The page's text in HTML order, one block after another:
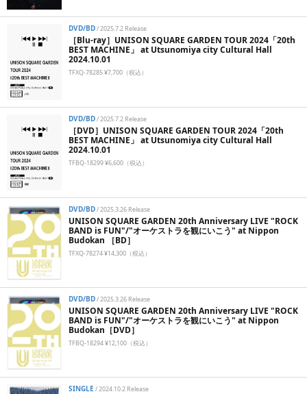
DVD/BD/2025.7.2 Release
［Blu-ray］UNISON SQUARE GARDEN TOUR 2024「20th
BEST MACHINE」 at Utsunomiya city Cultural Hall
2024.10.01
TFXQ-78285 ¥7,700（税込）
DVD/BD/2025.7.2 Release
［DVD］UNISON SQUARE GARDEN TOUR 2024「20th
BEST MACHINE」 at Utsunomiya city Cultural Hall
2024.10.01
TFBQ-18299 ¥6,600（税込）
DVD/BD/2025.3.26 Release
UNISON SQUARE GARDEN 20th Anniversary LIVE "ROCK
BAND is FUN"/"オーケストラを観にいこう" at Nippon
Budokan ［BD］
TFXQ-78274 ¥14,300（税込）
DVD/BD/2025.3.26 Release
UNISON SQUARE GARDEN 20th Anniversary LIVE "ROCK
BAND is FUN"/"オーケストラを観にいこう" at Nippon
Budokan［DVD］
TFBQ-18294 ¥12,100（税込）
SINGLE /2024.10.2 Release